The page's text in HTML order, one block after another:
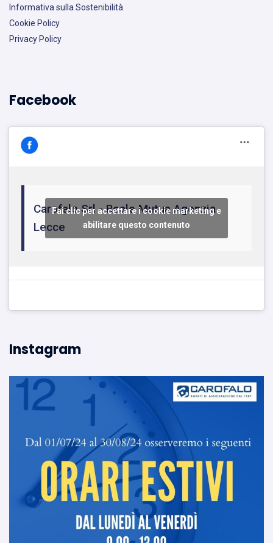
Informativa sulla Sostenibilità
Cookie Policy
Privacy Policy
Facebook
Carofalo Srl - Reale Mutua Agenzia
Lecce
Fai clic per accettare i cookie marketing e
abilitare questo contenuto
Instagram